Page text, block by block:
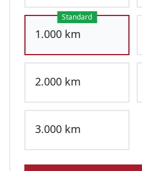
Standard
1.000 km
2.000 km
3.000 km